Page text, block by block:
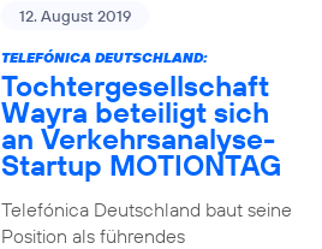
12. August 2019
TELEFÓNICA DEUTSCHLAND:
Tochtergesellschaft
Wayra beteiligt sich
an Verkehrsanalyse-
Startup MOTIONTAG
Telefónica Deutschland baut seine
Position als führendes